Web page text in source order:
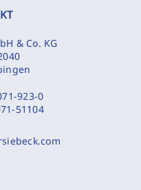
& Co. KG
923-0
51104